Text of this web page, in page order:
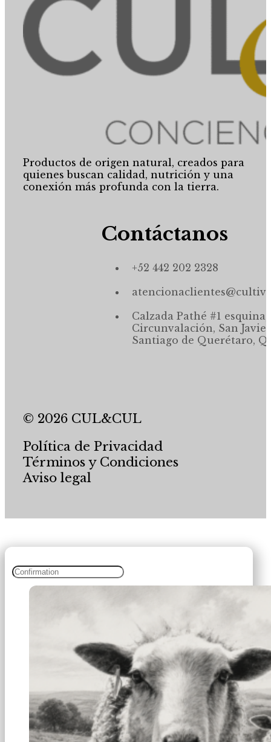
Productos de origen natural, creados para
quienes buscan calidad, nutrición y una
conexión más profunda con la tierra.
Contáctanos
+52 442 202 2328
Calzada Pathé #1 esquina,
Circunvalación, San
Santiago de Querétaro,
© 2026 CUL&CUL
Política de Privacidad
Términos y Condiciones
Aviso legal